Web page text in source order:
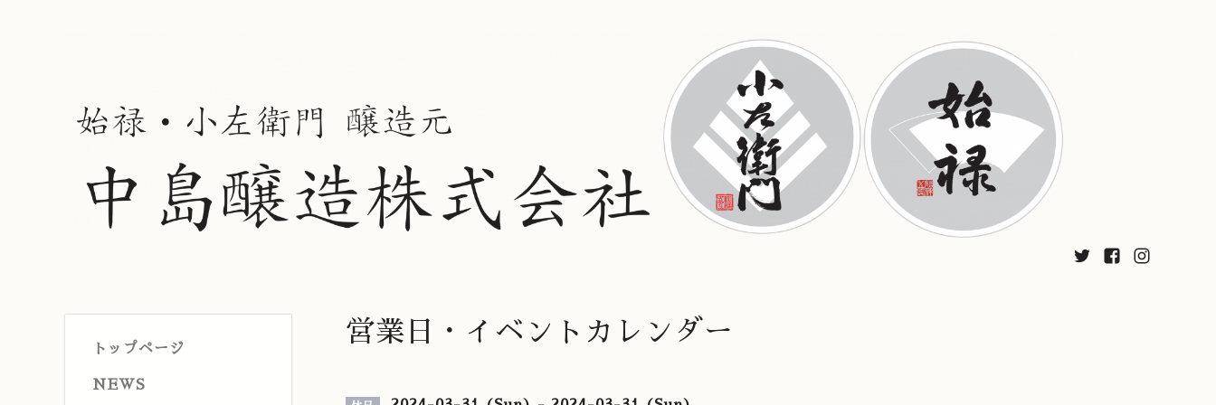
トップページ
NEWS
営業日・イベントカレンダー